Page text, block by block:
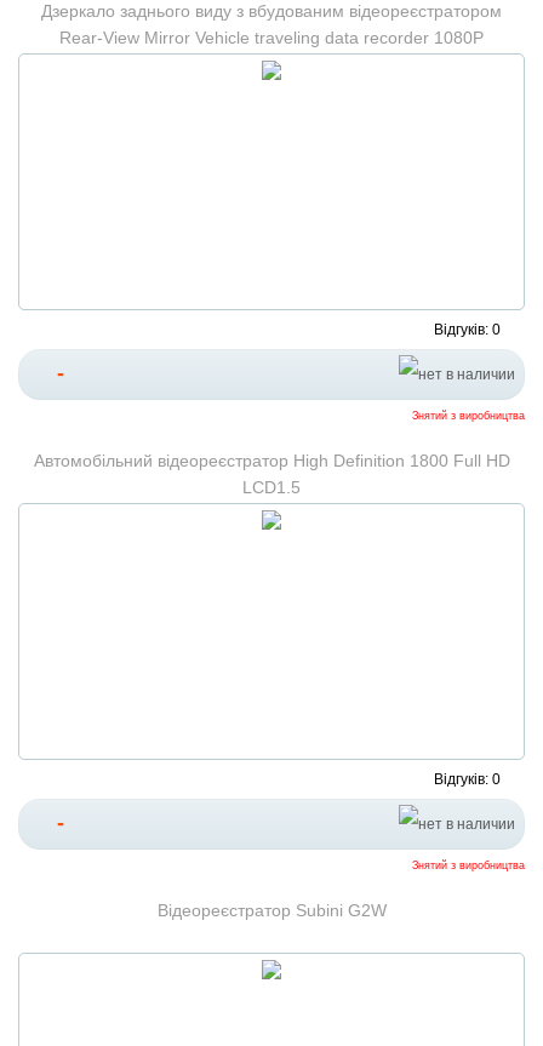
Дзеркало заднього виду з вбудованим відеореєстратором
Rear-View Mirror Vehicle traveling data recorder 1080P
Відгуків: 0
-
Знятий з виробництва
Автомобільний відеореєстратор High Definition 1800 Full HD
LCD1.5
Відгуків: 0
-
Знятий з виробництва
Відеореєстратор Subini G2W